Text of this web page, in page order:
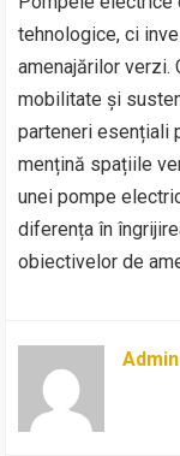
tehnologice, ci
amenajărilor verzi.
mobilitate și
parteneri esențiali
mențină spațiile
unei pompe
diferența în
obiectivelor de
Admin